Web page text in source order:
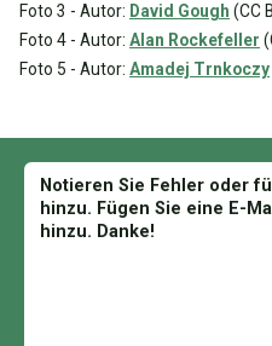
Foto 3 - Autor: David Gough (CC
Foto 4 - Autor: Alan Rockefeller
Foto 5 - Autor: Amadej Trnkoczy